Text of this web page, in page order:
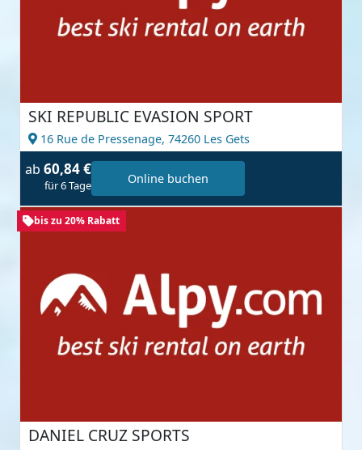
SKI REPUBLIC EVASION SPORT
16 Rue de Pressenage, 74260 Les Gets
ab 60,84 €
für 6 Tage Online buchen
bis zu 20% Rabatt
DANIEL CRUZ SPORTS